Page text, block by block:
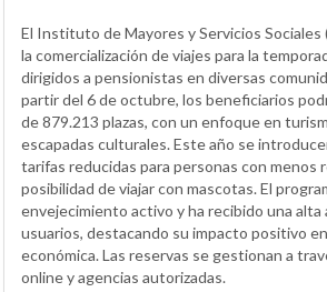
El Instituto de Mayores y Servicios Sociales
la comercialización de viajes para la
dirigidos a pensionistas en diversas
partir del 6 de octubre, los beneficiarios
de 879.213 plazas, con un enfoque en
escapadas culturales. Este año se
tarifas reducidas para personas con menos
posibilidad de viajar con mascotas. El
envejecimiento activo y ha recibido una
usuarios, destacando su impacto positivo
económica. Las reservas se gestionan a
online y agencias autorizadas.